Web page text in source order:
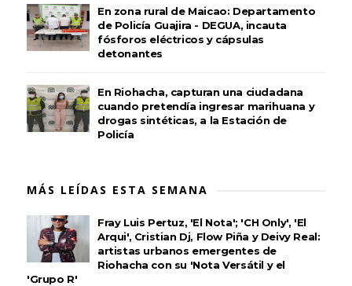
En zona rural de Maicao: Departamento
de Policía Guajira - DEGUA, incauta
fósforos eléctricos y cápsulas
detonantes
En Riohacha, capturan una ciudadana
cuando pretendía ingresar marihuana y
drogas sintéticas, a la Estación de
Policía
MÁS LEÍDAS ESTA SEMANA
Fray Luis Pertuz, 'El Nota'; 'CH Only', 'El
Arqui', Cristian Dj, Flow Piña y Deivy Real:
artistas urbanos emergentes de
Riohacha con su 'Nota Versátil y el
'Grupo R'